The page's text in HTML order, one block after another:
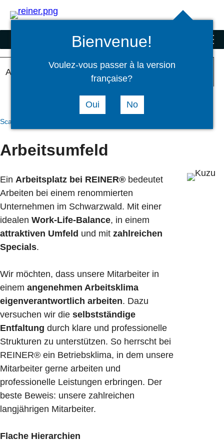
Suchenselect
language
menu
Präzisionstechnik
Arbeiten bei REINER®
Scanner und Sonderprodukte
Arbeitsumfeld
Ein Arbeitsplatz bei REINER® bedeutet
Arbeiten bei einem renommierten
Unternehmen im Schwarzwald. Mit einer
idealen Work-Life-Balance, in einem
attraktiven Umfeld und mit zahlreichen
Specials.
Wir möchten, dass unsere Mitarbeiter in
einem angenehmen Arbeitsklima
eigenverantwortlich arbeiten. Dazu
versuchen wir die selbstständige
Entfaltung durch klare und professionelle
Strukturen zu unterstützen. So herrscht bei
REINER® ein Betriebsklima, in dem unsere
Mitarbeiter gerne arbeiten und
professionelle Leistungen erbringen. Der
beste Beweis: unsere zahlreichen
langjährigen Mitarbeiter.
Flache Hierarchien
Bienvenue!
Voulez-vous passer à la version
française?
Oui No